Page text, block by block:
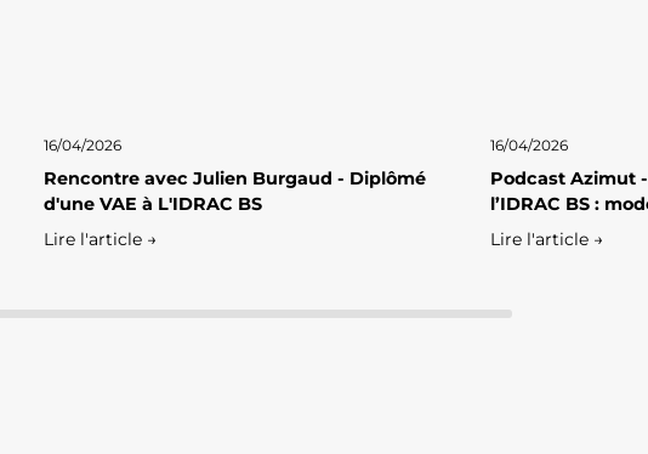
16/04/2026
Rencontre avec Julien Burgaud - Diplômé
d'une VAE à L'IDRAC BS
Lire l'article →
16/04/2026
Podcast Azimut
l’IDRAC BS :
Lire l'article →